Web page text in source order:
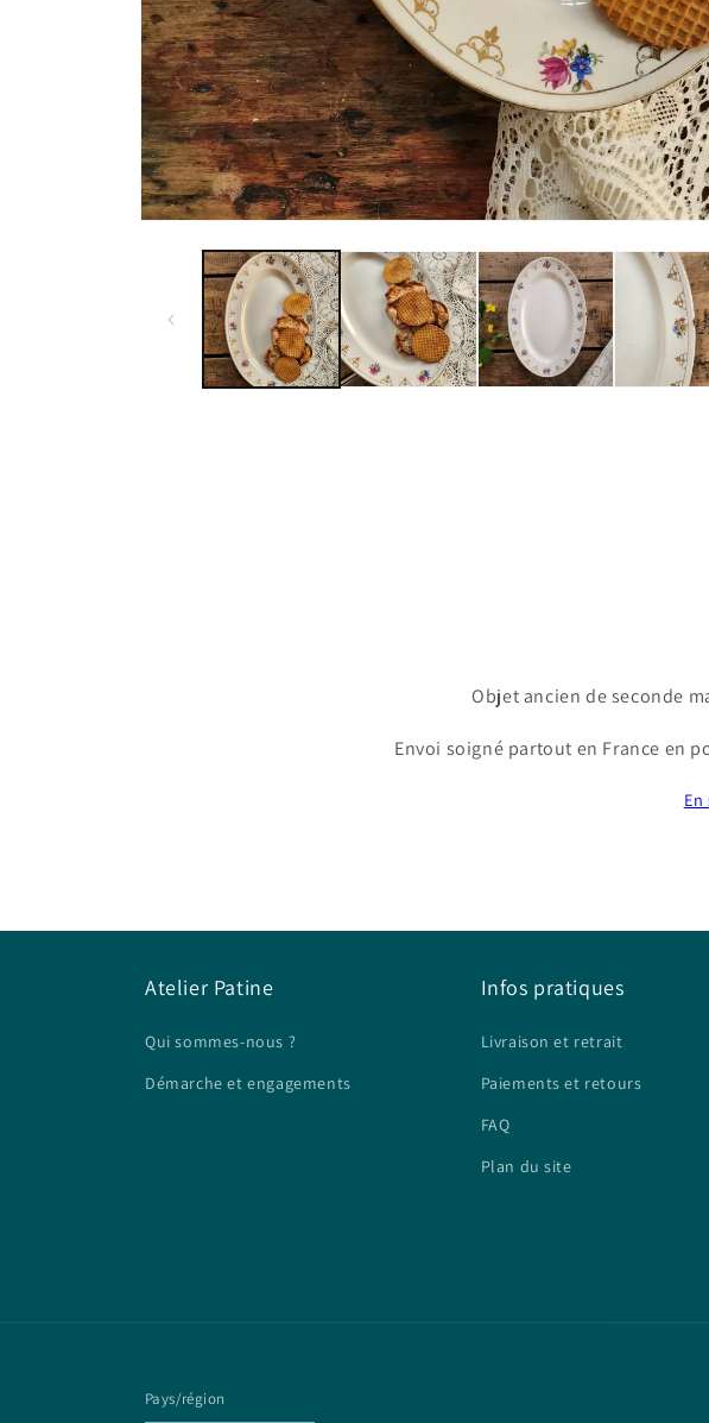
Objet ancien de seconde
Envoi soigné partout en France en
Atelier Patine
Qui sommes-nous ?
Démarche et engagements
Infos pratiques
Livraison et retrait
Paiements et retours
FAQ
Plan du site
Pays/région